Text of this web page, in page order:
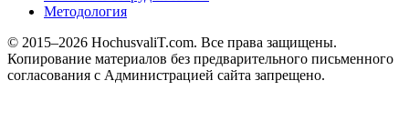
Методология
© 2015–2026 HochusvaliT.com. Все права защищены.
Копирование материалов без предварительного письменного
согласования с Администрацией сайта запрещено.